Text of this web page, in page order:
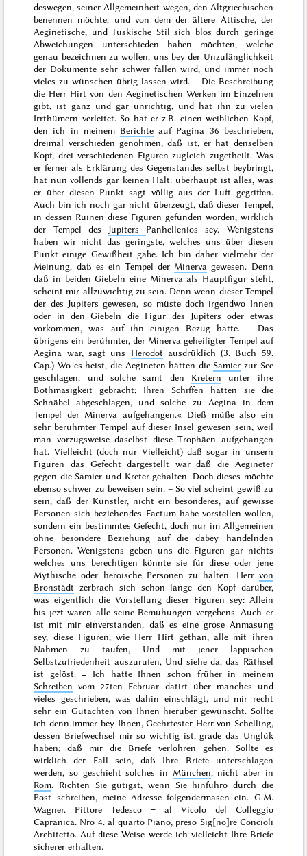
deswegen, seiner Allgemeinheit wegen, den Altgriechischen
benennen möchte, und von dem der ältere Attische, der
Aeginetische, und Tuskische Stil sich blos durch geringe
Abweichungen unterschieden haben möchten, welche
genau bezeichnen zu wollen, uns bey der Unzulänglichkeit
der Dokumente sehr schwer fallen wird, und immer noch
vieles zu wünschen übrig lassen wird. – Die Beschreibung
die Herr Hirt von den Aeginetischen Werken im Einzelnen
gibt, ist ganz und gar unrichtig, und hat ihn zu vielen
Irrthümern verleitet. So hat er z.B. einen weiblichen Kopf,
den ich in meinem Berichte auf Pagina 36 beschrieben,
dreimal verschieden genohmen, daß ist, er hat denselben
Kopf, drei verschiedenen Figuren zugleich zugetheilt. Was
er ferner als Erklärung des Gegenstandes selbst beybringt,
hat nunvollends gar keinen Halt: überhaupt ist alles, was
er über diesen Punkt sagt völlig aus der Luft gegriffen.
Auch bin ich noch gar nicht überzeugt, daß dieser Tempel,
in dessen Ruinen diese Figuren gefunden worden, wirklich
der Tempel des Jupiters Panhellenios sey. Wenigstens
haben wir nicht das geringste, welches uns über diesen
Punkt einige Gewißheit gäbe. Ich bin daher vielmehr der
Meinung, daß es ein Tempel der Minerva gewesen. Denn
daß in beiden Giebeln eine Minerva als Hauptfigur steht,
scheint mir allzuwichtig zu sein. Denn wenn dieser Tempel
der des Jupiters gewesen, so müste doch irgendwo Innen
oder in den Giebeln die Figur des Jupiters oder etwas
vorkommen, was auf ihn einigen Bezug hätte. – Das
übrigens ein berühmter, der Minerva geheiligter Tempel auf
Aegina war, sagt uns Herodot ausdrüklich (3. Buch 59.
Cap.) Wo es heist, die Aegineten hätten dieSamier zur See
geschlagen, und solche samt den Kretern unter ihre
Bothmäsigkeit gebracht; Ihren Schiffen hätten sie die
Schnäbel abgeschlagen, und solche zu Aegina in dem
Tempel der Minerva aufgehangen.« Dieß müße also ein
sehr berühmter Tempel auf dieser Insel gewesen sein, weil
man vorzugsweise daselbst diese Trophäen aufgehangen
hat. Vielleicht (doch nur Vielleicht) daß sogar in unsern
Figuren das Gefecht dargestellt war daß die Aegineter
gegen die Samier und Kreter gehalten. Doch dieses möchte
ebenso schwer zu beweisen sein. – So viel scheint gewiß zu
sein, daß der Künstler, nicht ein besonderes, auf gewisse
Personen sich beziehendes Factum habe vorstellen wollen,
sondern ein bestimmtes Gefecht, doch nur im Allgemeinen
ohne besondere Beziehung auf die dabey handelnden
Personen. Wenigstens geben uns die Figuren gar nichts
welches uns berechtigen könnte sie für diese oder jene
Mythische oder heroische Personen zu halten. Herr von
Bronstädt zerbrach sich schon lange den Kopf darüber,
was eigentlich die Vorstellung dieser Figuren sey: Allein
bis jezt waren alle seine Bemühungen vergebens. Auch er
ist mit mir einverstanden, daß es eine grose Anmasung
sey, diese Figuren, wie Herr Hirt gethan, alle mit ihren
Nahmen zu taufen, Und mit jener läppischen
Selbstzufriedenheit auszurufen, Und siehe da, das Räthsel
ist gelöst. = Ich hatte Ihnen schon früher in meinem
Schreiben vom27ten Februar datirt über manches und
vieles geschrieben, was dahin einschlägt, und mir recht
sehr ein Gutachten von Ihnen hierüber gewünscht. Sollte
ich denn immer bey Ihnen, Geehrtester Herr von Schelling,
dessen Briefwechsel mir so wichtig ist,grade das Unglük
haben; daß mir die Briefe verlohren gehen. Sollte es
wirklich der Fall sein, daß Ihre Briefe unterschlagen
werden, so geschieht solches in München, nicht aber in
Rom. Richten Sie gütigst, wenn Sie hinführo durch die
Post schreiben, meine Adresse folgendermasen ein. G.M.
Wagner. Pittore Tedesco = al Vicolo del Colleggio
Capranica. Nro 4. al quarto Piano, preso Sig[no]re Concioli
Architetto. Auf diese Weise werde ich vielleicht Ihre Briefe
sicherer erhalten.